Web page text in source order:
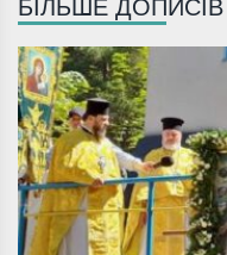
БІЛЬШЕ